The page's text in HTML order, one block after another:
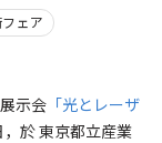
ェア
示会 「光とレーザ
，於 東京都立産業